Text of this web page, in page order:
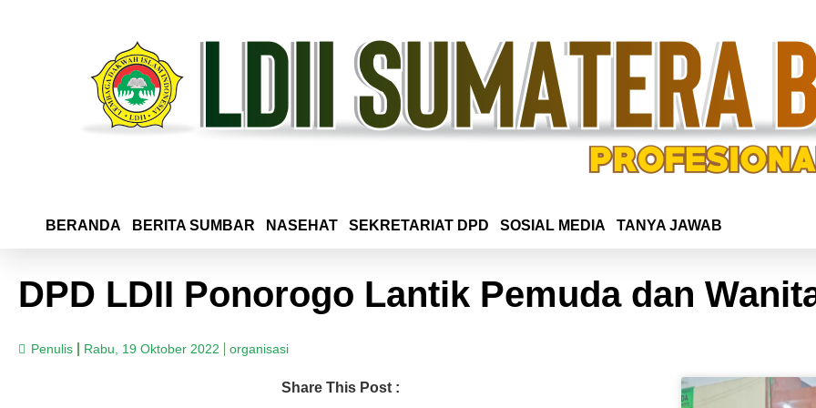
BERANDA BERITA SUMBAR NASEHAT SEKRETARIAT DPD SOSIAL MEDIA TANYA JAWAB
DPD LDII Ponorogo Lantik Pemuda dan
Penulis Rabu, 19 Oktober 2022 organisasi
Share This Post :